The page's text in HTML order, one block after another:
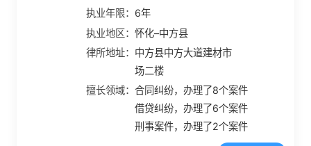
执业年限： 6年
执业地区：怀化–中方县
律所地址： 中方县中方大道建材市
场二楼
擅长领域：合同纠纷，办理了8个案件
借贷纠纷，办理了6个案件
刑事案件，办理了2个案件